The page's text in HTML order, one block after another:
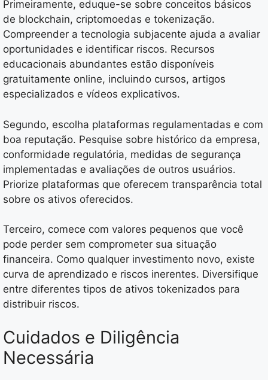
Primeiramente, eduque-se sobre conceitos básicos
de blockchain, criptomoedas e tokenização.
Compreender a tecnologia subjacente ajuda a avaliar
oportunidades e identificar riscos. Recursos
educacionais abundantes estão disponíveis
gratuitamente online, incluindo cursos, artigos
especializados e vídeos explicativos.
Segundo, escolha plataformas regulamentadas e com
boa reputação. Pesquise sobre histórico da empresa,
conformidade regulatória, medidas de segurança
implementadas e avaliações de outros usuários.
Priorize plataformas que oferecem transparência total
sobre os ativos oferecidos.
Terceiro, comece com valores pequenos que você
pode perder sem comprometer sua situação
financeira. Como qualquer investimento novo, existe
curva de aprendizado e riscos inerentes. Diversifique
entre diferentes tipos de ativos tokenizados para
distribuir riscos.
Cuidados e Diligência
Necessária